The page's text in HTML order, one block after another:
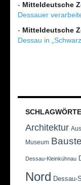
- Mitteldeutsche
Dessauer
- Mitteldeutsche
Dessau in
Architektur
Museum
Dessau-Kleinkühnau
Nord Dessau-